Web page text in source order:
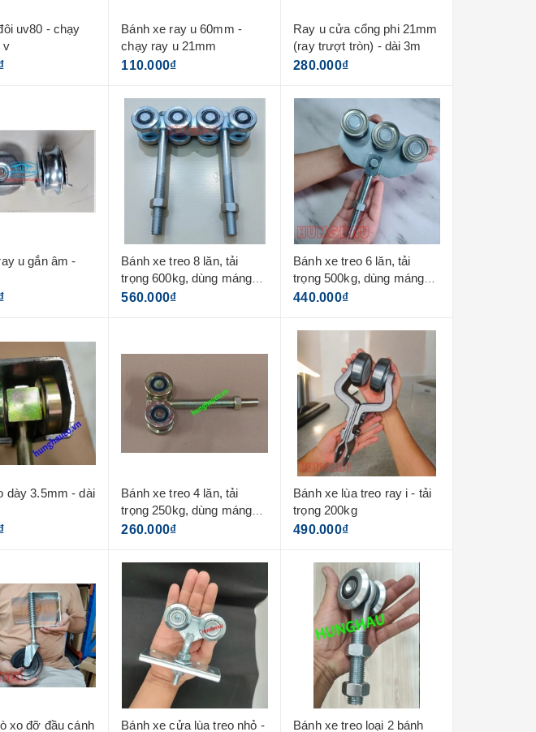
uv80 - chạy
v
Bánh xe ray u 60mm -
chạy ray u 21mm
110.000₫
Ray u cửa cổng phi 21mm
(ray trượt tròn) - dài 3m
280.000₫
u gắn âm -
Bánh xe treo 8 lăn, tải
trọng 600kg, dùng máng
3.5mm
560.000₫
Bánh xe treo 6 lăn, tải
trọng 500kg, dùng máng
3.5mm
440.000₫
dày 3.5mm - dài
Bánh xe treo 4 lăn, tải
trọng 250kg, dùng máng
3.5mm
260.000₫
Bánh xe lùa treo ray i - tải
trọng 200kg
490.000₫
xo đỡ đầu cánh
Bánh xe cửa lùa treo nhỏ -
Bánh xe treo loại 2 bánh